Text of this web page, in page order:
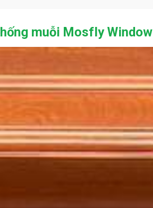
muỗi Mosfly Window